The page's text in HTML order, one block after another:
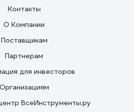
Контакты
О Компании
Поставщикам
Партнерам
для инвесторов
Организациям
ВсеИнструменты.ру